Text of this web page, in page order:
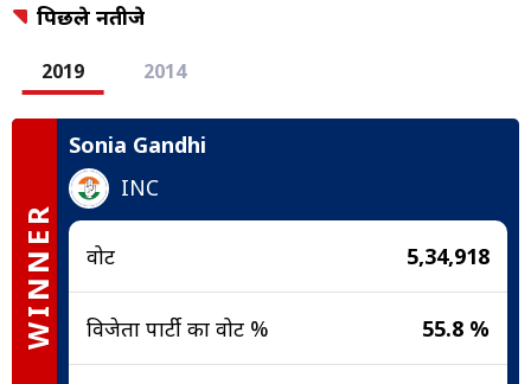
पिछले नतीजे
2019 2014
WINNER
Sonia Gandhi
INC
वोट 5,34,918
विजेता पार्टी का वोट % 55.8 %